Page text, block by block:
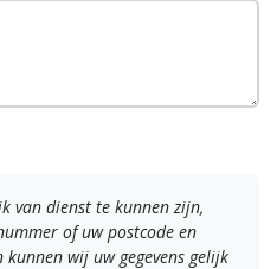
van dienst te kunnen zijn,
of uw postcode en
wij uw gegevens gelijk